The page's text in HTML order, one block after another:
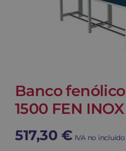
Banco
1500 FEN INOX
517,30 € IVA no incluido